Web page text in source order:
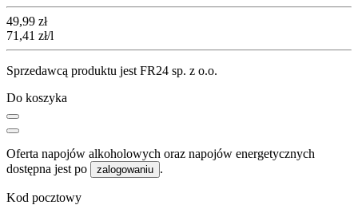
Cena
49,99 zł
71,41 zł/l
Sprzedawcą produktu jest FR24 sp. z o.o.
Do koszyka
Oferta napojów alkoholowych oraz napojów energetycznych
dostępna jest po
zalogowaniu .
Kod pocztowy